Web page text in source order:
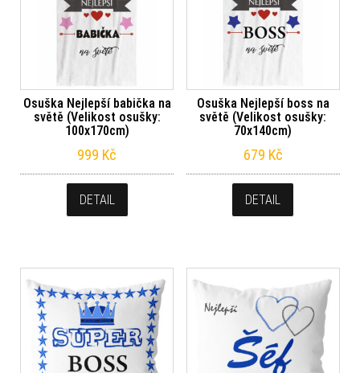
Osuška Nejlepší babička na
světě (Velikost osušky:
100x170cm)
999 Kč
DETAIL
Osuška Nejlepší boss na
světě (Velikost osušky:
70x140cm)
679 Kč
DETAIL